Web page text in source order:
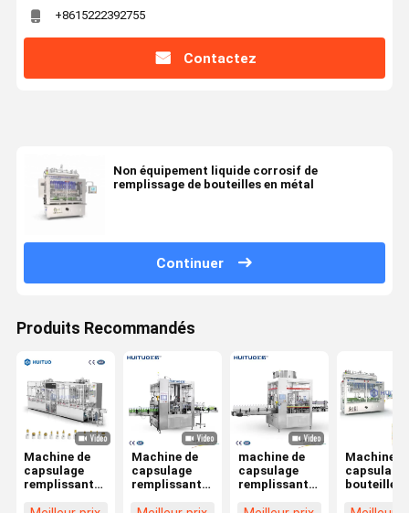
+8615222392755
Contactez
Non équipement liquide corrosif de
remplissage de bouteilles en métal
Continuer
Produits Recommandés
Machine de
capsulage
remplissante
Machine de
capsulage
remplissante
machine de
capsulage
remplissante
Machine
capsulage
bouteille